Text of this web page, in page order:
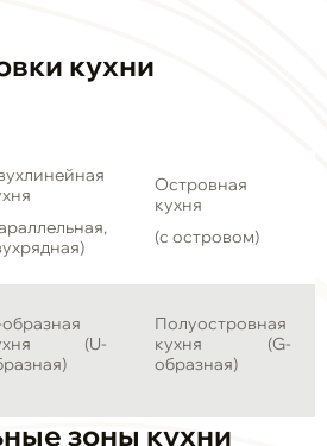
кухни
Островная
кухня
(с островом)
(U-
Полуостровная
кухня (G-
образная)
зоны кухни